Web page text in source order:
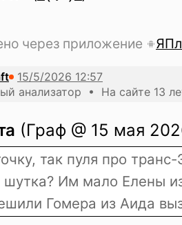
через приложение
анализатор • На сайте 13
(Граф @ 15 мая
так пуля про
шутка? Им мало Елены
Гомера из Аида